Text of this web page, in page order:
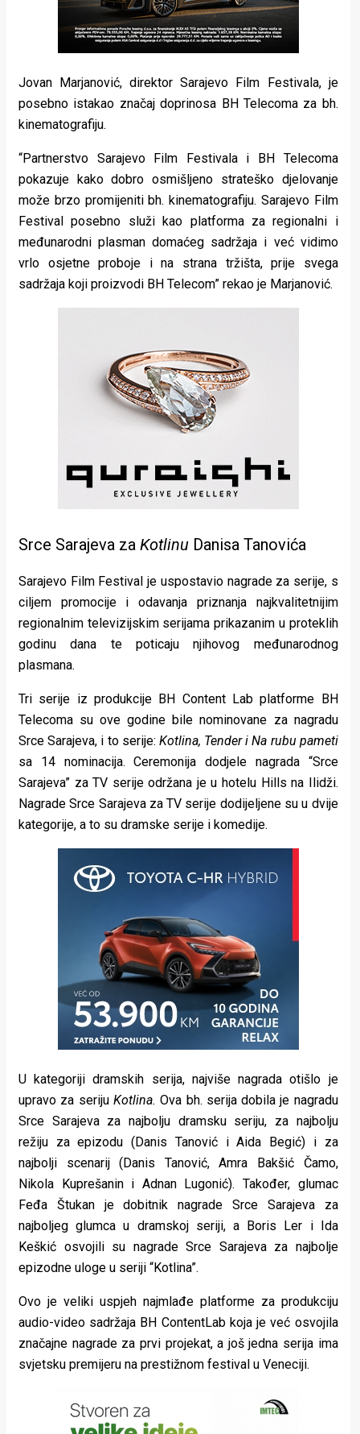
Jovan Marjanović, direktor Sarajevo Film Festivala, je
posebno istakao značaj doprinosa BH Telecoma za bh.
kinematografiju.
“Partnerstvo Sarajevo Film Festivala i BH Telecoma
pokazuje kako dobro osmišljeno strateško djelovanje
može brzo promijeniti bh. kinematografiju. Sarajevo Film
Festival posebno služi kao platforma za regionalni i
međunarodni plasman domaćeg sadržaja i već vidimo
vrlo osjetne proboje i na strana tržišta, prije svega
sadržaja koji proizvodi BH Telecom” rekao je Marjanović.
Srce Sarajeva za Kotlinu Danisa Tanovića
Sarajevo Film Festival je uspostavio nagrade za serije, s
ciljem promocije i odavanja priznanja najkvalitetnijim
regionalnim televizijskim serijama prikazanim u proteklih
godinu dana te poticaju njihovog međunarodnog
plasmana.
Tri serije iz produkcije BH Content Lab platforme BH
Telecoma su ove godine bile nominovane za nagradu
Srce Sarajeva, i to serije: Kotlina, Tender i Na rubu pameti
sa 14 nominacija. Ceremonija dodjele nagrada “Srce
Sarajeva” za TV serije održana je u hotelu Hills na Ilidži.
Nagrade Srce Sarajeva za TV serije dodijeljene su u dvije
kategorije, a to su dramske serije i komedije.
U kategoriji dramskih serija, najviše nagrada otišlo je
upravo za seriju Kotlina. Ova bh. serija dobila je nagradu
Srce Sarajeva za najbolju dramsku seriju, za najbolju
režiju za epizodu (Danis Tanović i Aida Begić) i za
najbolji scenarij (Danis Tanović, Amra Bakšić Čamo,
Nikola Kuprešanin i Adnan Lugonić). Također, glumac
Feđa Štukan je dobitnik nagrade Srce Sarajeva za
najboljeg glumca u dramskoj seriji, a Boris Ler i Ida
Keškić osvojili su nagrade Srce Sarajeva za najbolje
epizodne uloge u seriji “Kotlina”.
Ovo je veliki uspjeh najmlađe platforme za produkciju
audio-video sadržaja BH ContentLab koja je već osvojila
značajne nagrade za prvi projekat, a još jedna serija ima
svjetsku premijeru na prestižnom festival u Veneciji.